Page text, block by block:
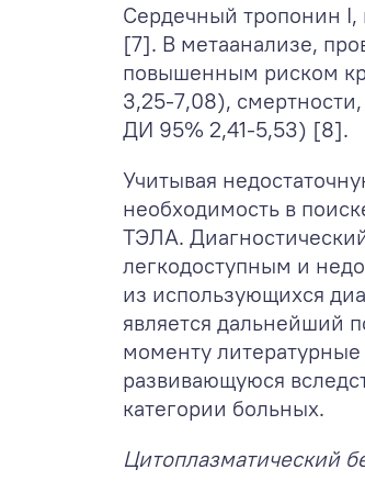
Сердечный тропонин I,
[7]. В метаанализе,
повышенным риском
3,25-7,08),
ДИ 95% 2,41-5,53) [8].
Учитывая
необходимость в
ТЭЛА.
легкодоступным и
из использующихся
является дальнейший
моменту
развивающуюся
категории больных.
Цитоплазматический